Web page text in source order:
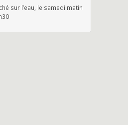
sur l’eau, le samedi matin